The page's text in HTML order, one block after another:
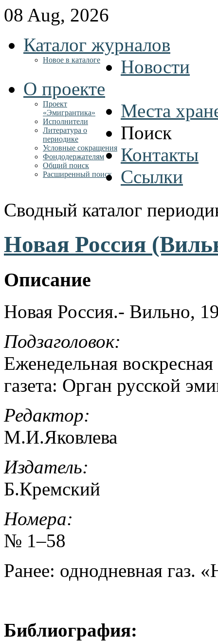
08 Aug, 2026
Каталог журналов
Новое в каталоге
Новости
О проекте
Проект
«Эмигрантика»
Исполнители
Литература о
периодике
Условные сокращения
Фондодержателям
Места
Поиск
Общий поиск
Расширенный поиск
Контакты
Ссылки
Сводный каталог
Новая Россия
Описание
Новая Россия.- Вильно,
Подзаголовок:
Еженедельная
газета: Орган русской
Редактор:
М.И.Яковлева
Издатель:
Б.Кремский
Номера:
№ 1–58
Ранее: однодневная газ.
Библиография: